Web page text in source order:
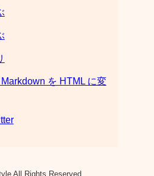
を HTML に変
All Rights Reserved.